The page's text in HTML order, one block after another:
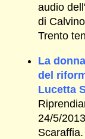
audio
di
Trento
La
del
Lucetta
24/5/